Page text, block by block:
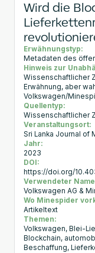
Wird die
Erwähnungstyp:
Metadaten des
Hinweis zur
Wissenschaftlicher
Erwähnung, aber
Volkswagen/
Quellentyp:
Wissenschaftlicher
Veranstaltungsort:
Sri Lanka Journal of
Jahr:
2023
DOI:
https://doi.org/
Verwendeter
Volkswagen AG &
Wo Minespider
Artikeltext
Themen:
Volkswagen, Blei-
Blockchain,
Beschaffung,